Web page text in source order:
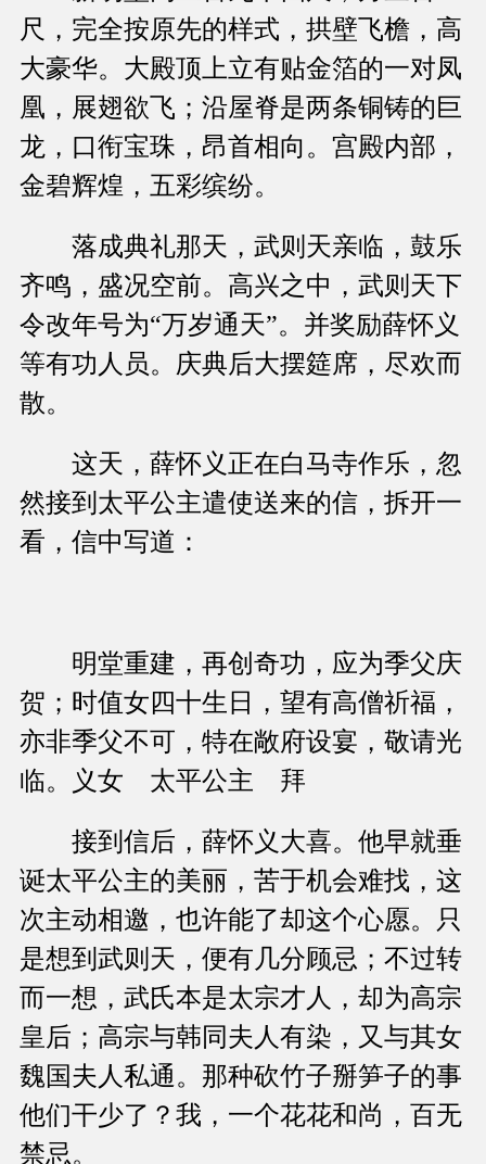
尺，完全按原先的样式，拱壁飞檐，高
大豪华。大殿顶上立有贴金箔的一对凤
凰，展翅欲飞；沿屋脊是两条铜铸的巨
龙，口衔宝珠，昂首相向。宫殿内部，
金碧辉煌，五彩缤纷。
落成典礼那天，武则天亲临，鼓乐
齐鸣，盛况空前。高兴之中，武则天下
令改年号为“万岁通天”。并奖励薛怀义
等有功人员。庆典后大摆筵席，尽欢而
散。
这天，薛怀义正在白马寺作乐，忽
然接到太平公主遣使送来的信，拆开一
看，信中写道：
明堂重建，再创奇功，应为季父庆
贺；时值女四十生日，望有高僧祈福，
亦非季父不可，特在敞府设宴，敬请光
临。义女 太平公主 拜
接到信后，薛怀义大喜。他早就垂
诞太平公主的美丽，苦于机会难找，这
次主动相邀，也许能了却这个心愿。只
是想到武则天，便有几分顾忌；不过转
而一想，武氏本是太宗才人，却为高宗
皇后；高宗与韩同夫人有染，又与其女
魏国夫人私通。那种砍竹子掰笋子的事
他们干少了？我，一个花花和尚，百无
禁忌。